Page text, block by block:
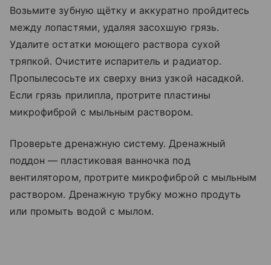
Возьмите зубную щётку и аккуратно пройдитесь
между лопастями, удаляя засохшую грязь.
Удалите остатки моющего раствора сухой
тряпкой. Очистите испаритель и радиатор.
Пропылесосьте их сверху вниз узкой насадкой.
Если грязь прилипла, протрите пластины
микрофиброй с мыльным раствором.
Проверьте дренажную систему. Дренажный
поддон — пластиковая ванночка под
вентилятором, протрите микрофиброй с мыльным
раствором. Дренажную трубку можно продуть
или промыть водой с мылом.